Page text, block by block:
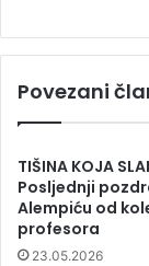
Povezani
TIŠINA KOJA
Posljednji
Alempiću od
profesora
23.05.2026